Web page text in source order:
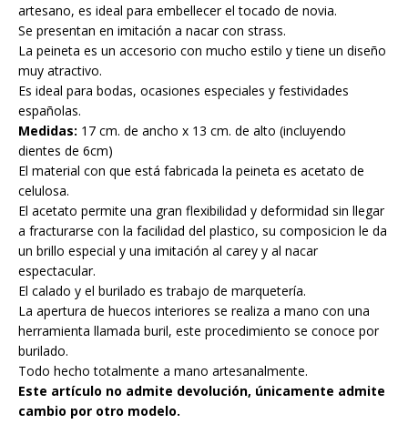
artesano, es ideal para embellecer el tocado de novia.
Se presentan en imitación a nacar con strass.
La peineta es un accesorio con mucho estilo y tiene un diseño
muy atractivo.
Es ideal para bodas, ocasiones especiales y festividades
españolas.
Medidas: 17 cm. de ancho x 13 cm. de alto (incluyendo
dientes de 6cm)
El material con que está fabricada la peineta es acetato de
celulosa.
El acetato permite una gran flexibilidad y deformidad sin llegar
a fracturarse con la facilidad del plastico, su composicion le da
un brillo especial y una imitación al carey y al nacar
espectacular.
El calado y el burilado es trabajo de marquetería.
La apertura de huecos interiores se realiza a mano con una
herramienta llamada buril, este procedimiento se conoce por
burilado.
Todo hecho totalmente a mano artesanalmente.
Este artículo no admite devolución, únicamente admite
cambio por otro modelo.